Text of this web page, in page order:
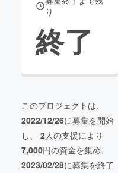
り
終了
このプロジェクトは、
2022/12/26に募集を開始
し、 2人の支援により
7,000円の資金を集め、
2023/02/28に募集を終了